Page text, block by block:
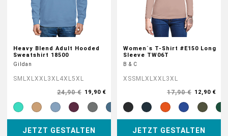
Heavy Blend Adult Hooded
Sweatshirt 18500
Gildan
SM L XL XXL 3XL 4XL 5XL
24,90 € 19,90 €
JETZT GESTALTEN
Women´s T-Shirt #E150 Long
Sleeve TW06T
B & C
XSSM L XL XXL 3XL
17,90 € 12,90 €
JETZT GESTALTEN